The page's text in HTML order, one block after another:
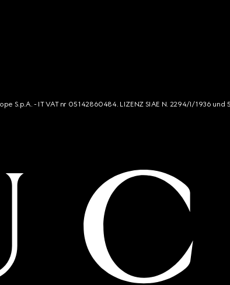
S.p.A. - IT VAT nr 05142860484. LIZENZ SIAE N. 2294/I/1936 und